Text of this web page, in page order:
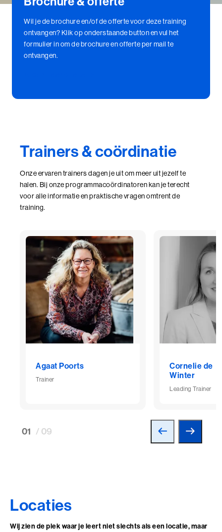
Wil je de brochure en/of de offerte voor deze training
ontvangen? Klik op onderstaande button en vul het
formulier in om de brochure en offerte per mail te
ontvangen.
Trainers & coördinatie
Onze ervaren trainers dagen je uit om meer uit jezelf te
halen. Bij onze programmacoördinatoren kan je terecht
voor alle informatie en praktische vragen omtrent de
training.
Agaat Poorts
Trainer
Cornelie de
Winter
Leading Trainer
01 / 09
Locaties
Wij zien de plek waar je leert niet slechts als een locatie, maar